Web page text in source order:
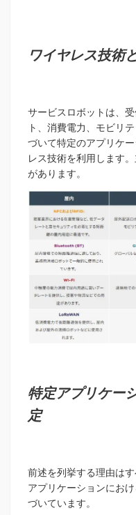
ワイヤレス技術
サービスロボットは、
ト、消費電力、モビリ
づいて特定のアプリケ
レス技術を利用します
があります。
特定アプリケー
定
前述を列挙する理由は
アプリケーションにお
づいています。